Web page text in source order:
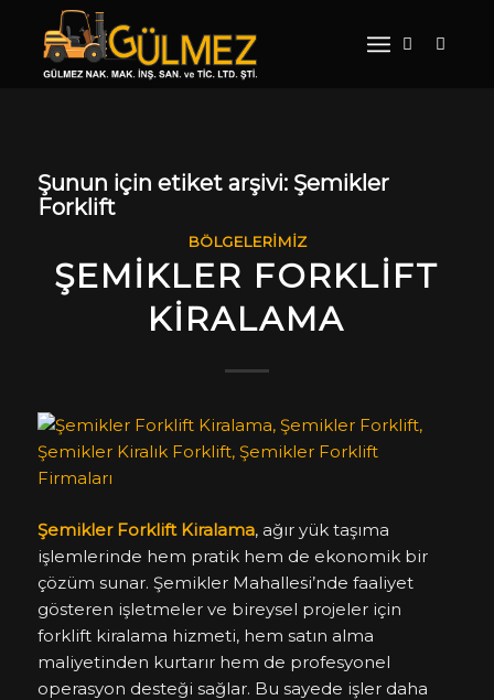
Şunun için etiket arşivi: Şemikler
Forklift
BÖLGELERIMIZ
ŞEMIKLER FORKLIFT
KIRALAMA
Şemikler Forklift Kiralama, ağır yük taşıma
işlemlerinde hem pratik hem de ekonomik bir
çözüm sunar. Şemikler Mahallesi’nde faaliyet
gösteren işletmeler ve bireysel projeler için
forklift kiralama hizmeti, hem satın alma
maliyetinden kurtarır hem de profesyonel
operasyon desteği sağlar. Bu sayede işler daha